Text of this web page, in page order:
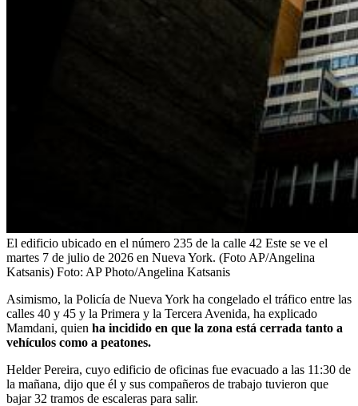
El edificio ubicado en el número 235 de la calle 42 Este se ve el
martes 7 de julio de 2026 en Nueva York. (Foto AP/Angelina
Katsanis) Foto: AP Photo/Angelina Katsanis
Asimismo, la Policía de Nueva York ha congelado el tráfico entre las
calles 40 y 45 y la Primera y la Tercera Avenida, ha explicado
Mamdani, quien ha incidido en que la zona está cerrada tanto a
vehículos como a peatones.
Helder Pereira, cuyo edificio de oficinas fue evacuado a las 11:30 de
la mañana, dijo que él y sus compañeros de trabajo tuvieron que
bajar 32 tramos de escaleras para salir.